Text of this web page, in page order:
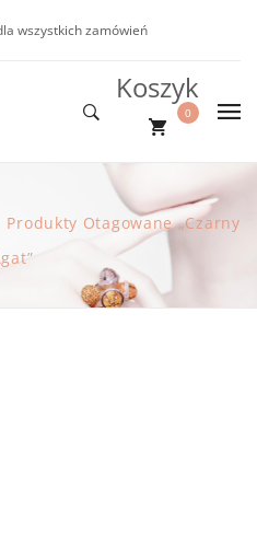
wszystkich zamówień
Koszyk
0
Nie ma produktów w koszyku.
Produkty Otagowane „czarny